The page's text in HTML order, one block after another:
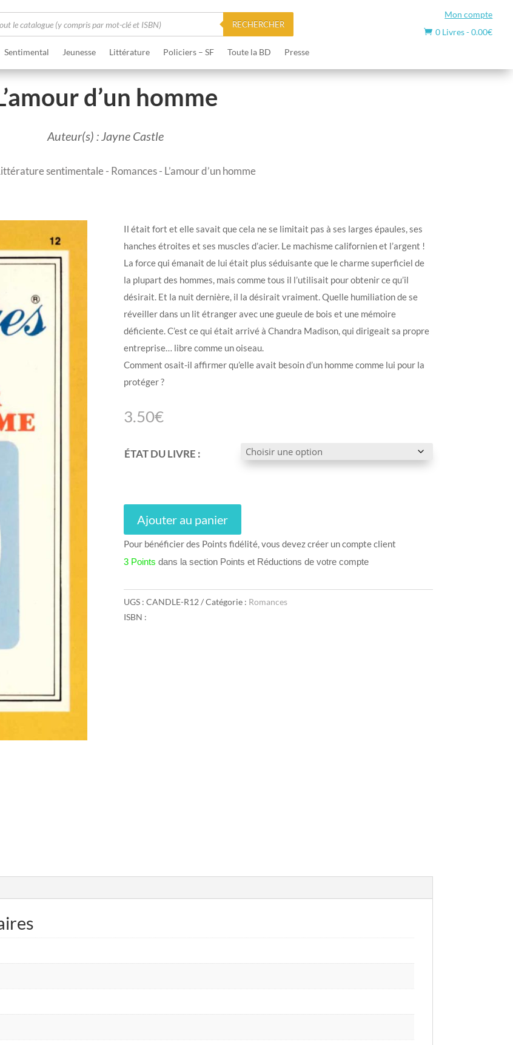
RECHERCHER
Mon compte
 0 Livres-0.00€
Sentimental Jeunesse Littérature Policiers – SF Toute la BD Presse
d’un homme
Auteur(s) : Jayne Castle
sentimentale- Romances- L’amour d’un homme
Il était fort et elle savait que cela ne se limitait pas à ses larges épaules, ses
hanches étroites et ses muscles d’acier. Le machisme californien et l’argent !
La force qui émanait de lui était plus séduisante que le charme superficiel de
la plupart des hommes, mais comme tous il l’utilisait pour obtenir ce qu’il
désirait. Et la nuit dernière, il la désirait vraiment. Quelle humiliation de se
réveiller dans un lit étranger avec une gueule de bois et une mémoire
déficiente. C’est ce qui était arrivé à Chandra Madison, qui dirigeait sa propre
entreprise… libre comme un oiseau.
Comment osait-il affirmer qu’elle avait besoin d’un homme comme lui pour la
protéger ?
3.50€
ÉTAT DU LIVRE :
Ajouter au panier
Pour bénéficier des Points fidélité, vous devez créer un compte client
3 Points dans la section Points et Réductions de votre compte
UGS : CANDLE-R12 Catégorie : Romances
ISBN :